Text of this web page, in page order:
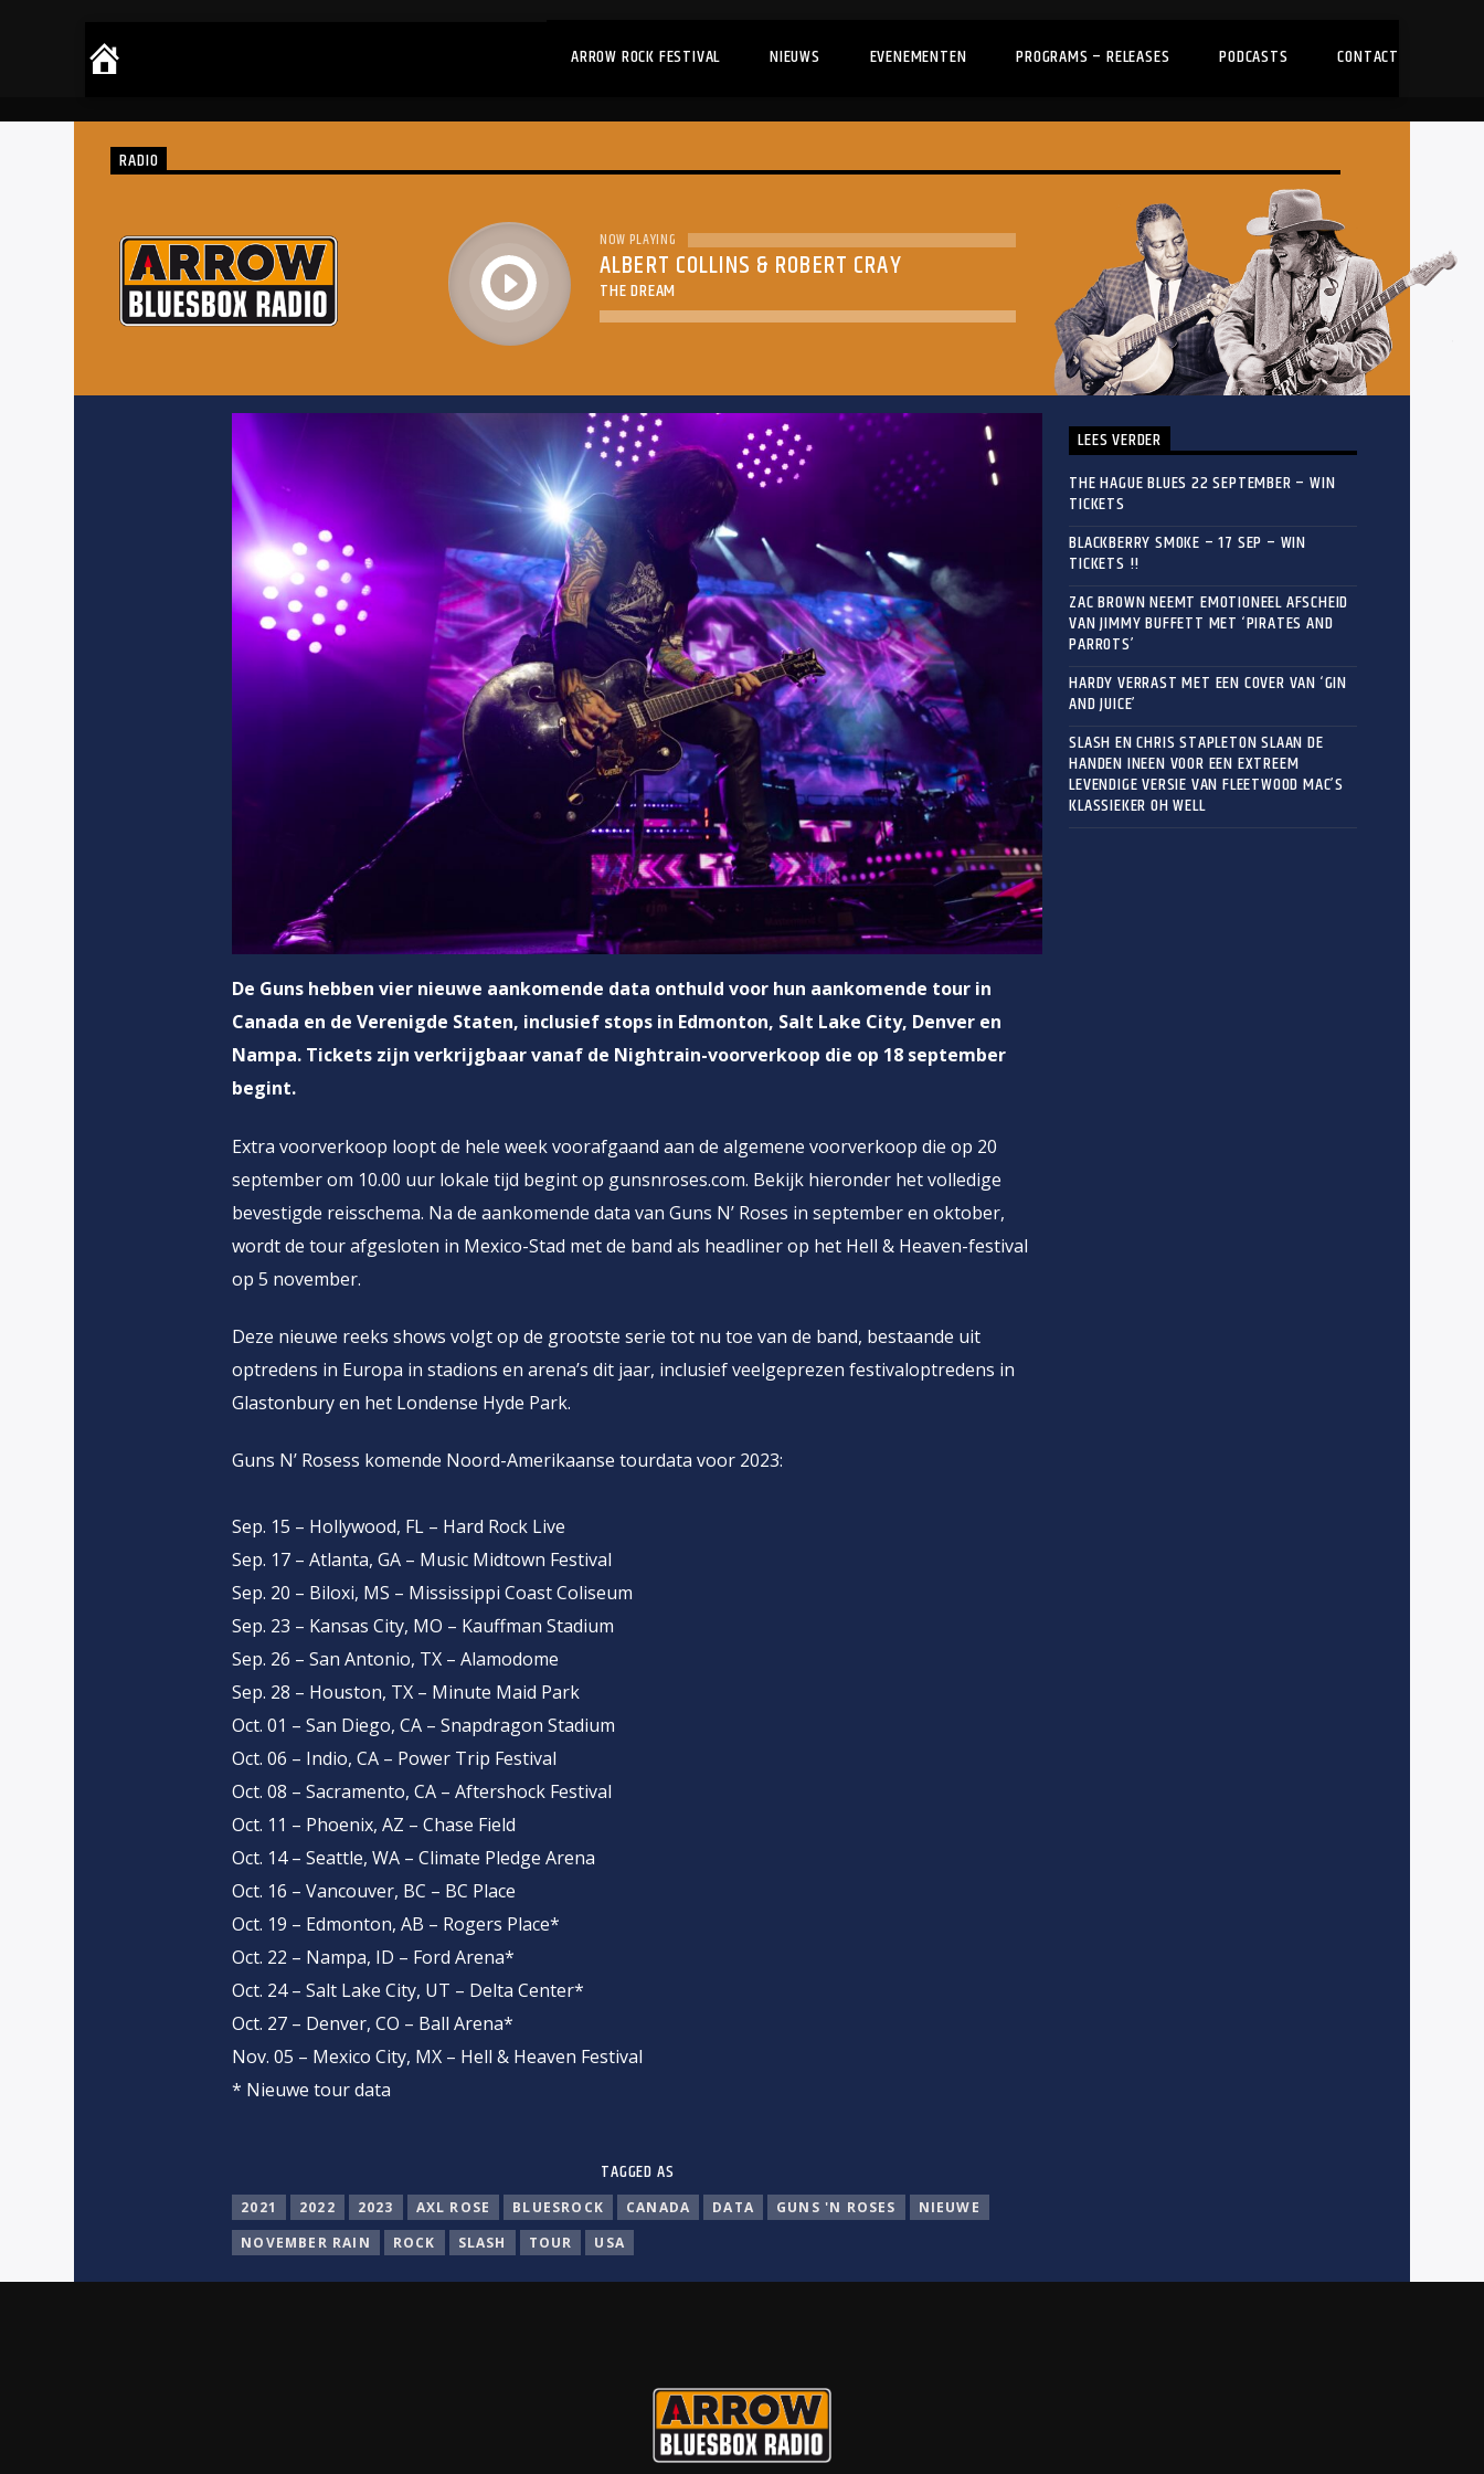
ARROW ROCK FESTIVAL NIEUWS EVENEMENTEN PROGRAMS – RELEASES PODCASTS CONTACT
RADIO
play
NOW PLAYING
ALBERT COLLINS & ROBERT CRAY
THE DREAM
De Guns hebben vier nieuwe aankomende data onthuld voor hun aankomende tour in
Canada en de Verenigde Staten, inclusief stops in Edmonton, Salt Lake City, Denver en
Nampa. Tickets zijn verkrijgbaar vanaf de Nightrain-voorverkoop die op 18 september
begint.
Extra voorverkoop loopt de hele week voorafgaand aan de algemene voorverkoop die op 20
september om 10.00 uur lokale tijd begint op gunsnroses.com. Bekijk hieronder het volledige
bevestigde reisschema. Na de aankomende data van Guns N’ Roses in september en oktober,
wordt de tour afgesloten in Mexico-Stad met de band als headliner op het Hell & Heaven-festival
op 5 november.
Deze nieuwe reeks shows volgt op de grootste serie tot nu toe van de band, bestaande uit
optredens in Europa in stadions en arena’s dit jaar, inclusief veelgeprezen festivaloptredens in
Glastonbury en het Londense Hyde Park.
Guns N’ Rosess komende Noord-Amerikaanse tourdata voor 2023:
Sep. 15 – Hollywood, FL – Hard Rock Live
Sep. 17 – Atlanta, GA – Music Midtown Festival
Sep. 20 – Biloxi, MS – Mississippi Coast Coliseum
Sep. 23 – Kansas City, MO – Kauffman Stadium
Sep. 26 – San Antonio, TX – Alamodome
Sep. 28 – Houston, TX – Minute Maid Park
Oct. 01 – San Diego, CA – Snapdragon Stadium
Oct. 06 – Indio, CA – Power Trip Festival
Oct. 08 – Sacramento, CA – Aftershock Festival
Oct. 11 – Phoenix, AZ – Chase Field
Oct. 14 – Seattle, WA – Climate Pledge Arena
Oct. 16 – Vancouver, BC – BC Place
Oct. 19 – Edmonton, AB – Rogers Place*
Oct. 22 – Nampa, ID – Ford Arena*
Oct. 24 – Salt Lake City, UT – Delta Center*
Oct. 27 – Denver, CO – Ball Arena*
Nov. 05 – Mexico City, MX – Hell & Heaven Festival
* Nieuwe tour data
TAGGED AS
2021 2022 2023 AXL ROSE BLUESROCK CANADA DATA GUNS 'N ROSES
NIEUWE
NOVEMBER RAIN
ROCK SLASH TOUR USA
LEES VERDER
THE HAGUE BLUES 22 SEPTEMBER – WIN
TICKETS
BLACKBERRY SMOKE – 17 SEP – WIN
TICKETS !!
ZAC BROWN NEEMT EMOTIONEEL AFSCHEID
VAN JIMMY BUFFETT MET ‘PIRATES AND
PARROTS’
HARDY VERRAST MET EEN COVER VAN ‘GIN
AND JUICE’
SLASH EN CHRIS STAPLETON SLAAN DE
HANDEN INEEN VOOR EEN EXTREEM
LEVENDIGE VERSIE VAN FLEETWOOD MAC’S
KLASSIEKER OH WELL